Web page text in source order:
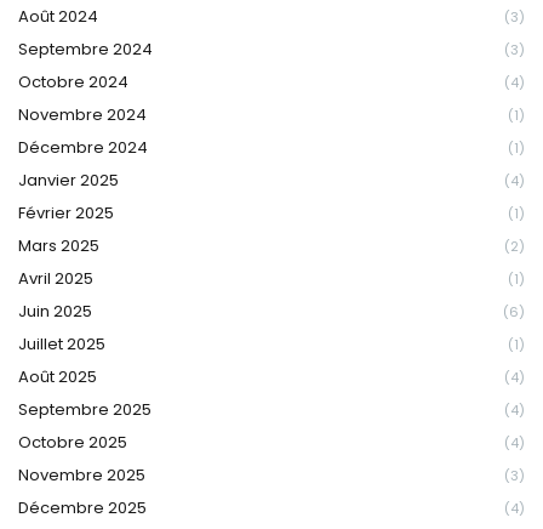
Août 2024 (3)
Septembre 2024 (3)
Octobre 2024 (4)
Novembre 2024 (1)
Décembre 2024 (1)
Janvier 2025 (4)
Février 2025 (1)
Mars 2025 (2)
Avril 2025 (1)
Juin 2025 (6)
Juillet 2025 (1)
Août 2025 (4)
Septembre 2025 (4)
Octobre 2025 (4)
Novembre 2025 (3)
Décembre 2025 (4)